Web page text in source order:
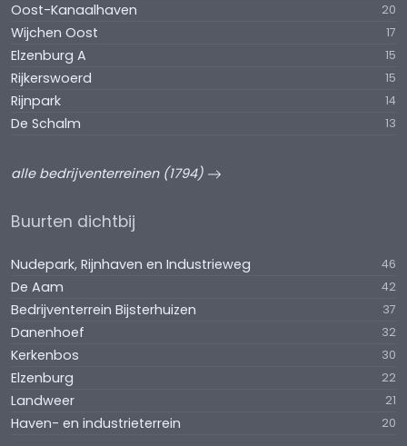
Oost-Kanaalhaven 20
Wijchen Oost 17
Elzenburg A 15
Rijkerswoerd 15
Rijnpark 14
De Schalm 13
alle bedrijventerreinen (1794)
Buurten dichtbij
Nudepark, Rijnhaven en Industrieweg 46
De Aam 42
Bedrijventerrein Bijsterhuizen 37
Danenhoef 32
Kerkenbos 30
Elzenburg 22
Landweer 21
Haven- en industrieterrein 20